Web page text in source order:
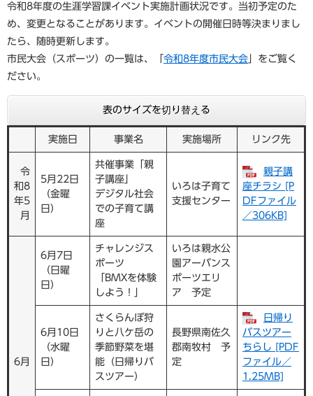
令和8年度の生涯学習課イベント実施計画状況です。当初予定のた
め、変更となることがあります。イベントの開催日時等決まりまし
たら、随時更新します。
市民大会（スポーツ）の一覧は、「 令和8年度市民大会 」をご覧く
ださい。
表のサイズを切り替える
実施日 事業名 実施場所 リンク先
令
和8
年5
月
5月22日
（金曜
日）
共催事業「親
子講座」
デジタル社会
での子育て講
座
いろは子育て
支援センター
親子講
座チラシ [P
DFファイル
／306KB]
6月
6月7日
（日曜
日）
チャレンジス
ポーツ
「BMXを体験
しよう！」
いろは親水公
園アーバンス
ポーツエリ
ア 予定
6月10日
（水曜
日）
さくらんぼ狩
りと八ケ岳の
季節野菜を堪
能（日帰りバ
スツアー）
長野県南佐久
郡南牧村 予
定
日帰り
バスツアー
ちらし [PDF
ファイル／
1.25MB]